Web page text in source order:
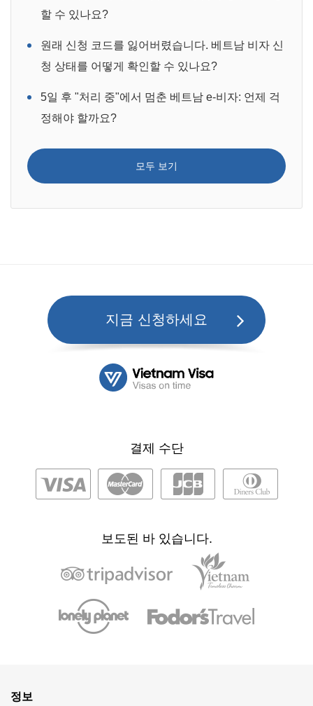
할 수 있나요?
원래 신청 코드를 잃어버렸습니다. 베트남 비자 신
청 상태를 어떻게 확인할 수 있나요?
5일 후 "처리 중"에서 멈춘 베트남 e-비자: 언제 걱
정해야 할까요?
모두 보기
지금 신청하세요
결제 수단
보도된 바 있습니다.
정보